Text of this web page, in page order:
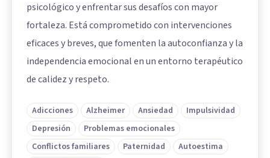
psicológico y enfrentar sus desafíos con mayor
fortaleza. Está comprometido con intervenciones
eficaces y breves, que fomenten la autoconfianza y la
independencia emocional en un entorno terapéutico
de calidez y respeto.
Adicciones Alzheimer Ansiedad
Impulsividad
Depresión
Problemas emocionales
Conflictos familiares
Paternidad
Autoestima